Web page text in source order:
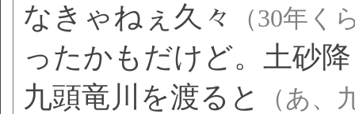
なきゃねぇ久々
（30年く
ったかもだけど。土砂
九頭竜川を渡ると
（あ